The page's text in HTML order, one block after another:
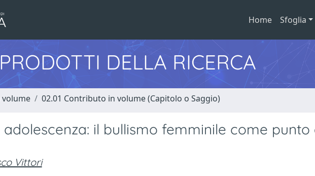
Home Sfoglia
DELLA RICERCA
02.01 Contributo in volume (Capitolo o Saggio)
il bullismo femminile come punto
Vittori